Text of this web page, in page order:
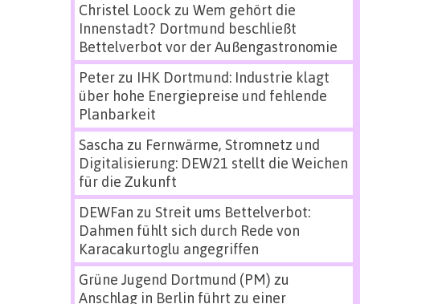
Christel Loock zu Wem gehört die
Innenstadt? Dortmund beschließt
Bettelverbot vor der Außengastronomie
Peterzu IHK Dortmund: Industrie klagt
über hohe Energiepreise und fehlende
Planbarkeit
Sascha zu Fernwärme, Stromnetz und
Digitalisierung: DEW21 stellt die Weichen
für die Zukunft
DEWFan zu Streit ums Bettelverbot:
Dahmen fühlt sich durch Rede von
Karacakurtoglu angegriffen
Grüne Jugend Dortmund (PM) zu
Anschlag in Berlin führt zu einer